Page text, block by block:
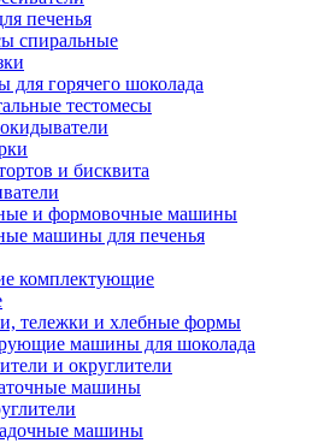
печенья
спиральные
для горячего шоколада
тестомесы
и бисквита
и формовочные машины
машины для печенья
комплектующие
тележки и хлебные формы
машины для шоколада
и округлители
машины
машины